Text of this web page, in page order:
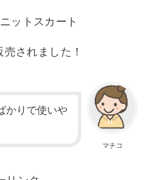
ットスカート
されました！
マチコ
かりで使いや